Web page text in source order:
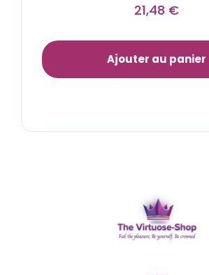
21,48 €
Ajouter au panier